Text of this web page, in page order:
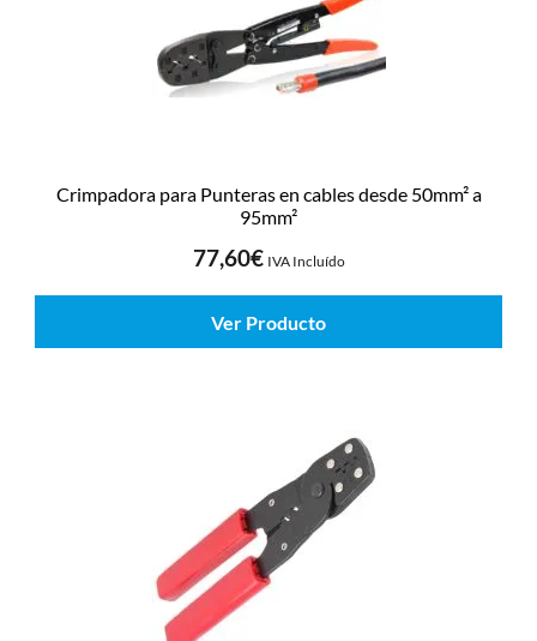
Crimpadora para Punteras en cables desde 50mm² a
95mm²
77,60€ IVA Incluído
Ver Producto